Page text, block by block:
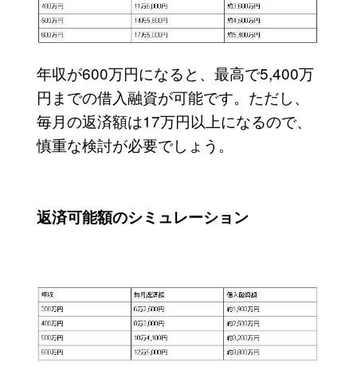
年収が600万円になると、最高で5,400万
円までの借入融資が可能です。ただし、
毎月の返済額は17万円以上になるので、
慎重な検討が必要でしょう。
返済可能額のシミュレーション